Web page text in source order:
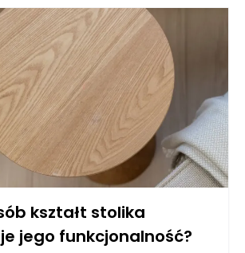
zwłaszcza te zawierające alkohol, są
temperatury. Przechowywanie w zbyt
prowadzić do ich degradacji, co
Warto również unikać miejsc o dużym
promieniowanie UV może wpłynąć
tych płynów.
kształt stolika
jego funkcjonalność?